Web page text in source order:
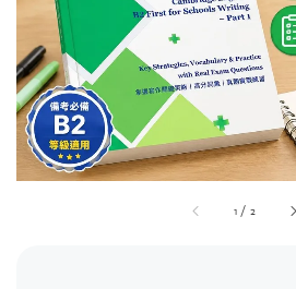
1 / 2